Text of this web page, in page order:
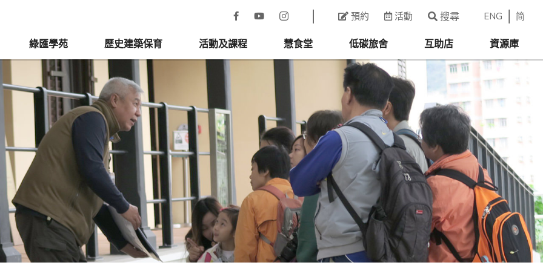
預約 活動 搜尋 ENG 简
綠匯學苑 歷史建築保育 活動及課程 慧食堂 低碳旅舍 互助店 資源庫